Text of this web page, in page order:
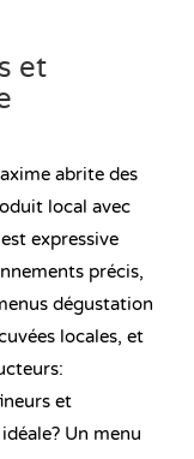
et
abrite des
local avec
expressive
précis,
dégustation
locales, et
et
Un menu